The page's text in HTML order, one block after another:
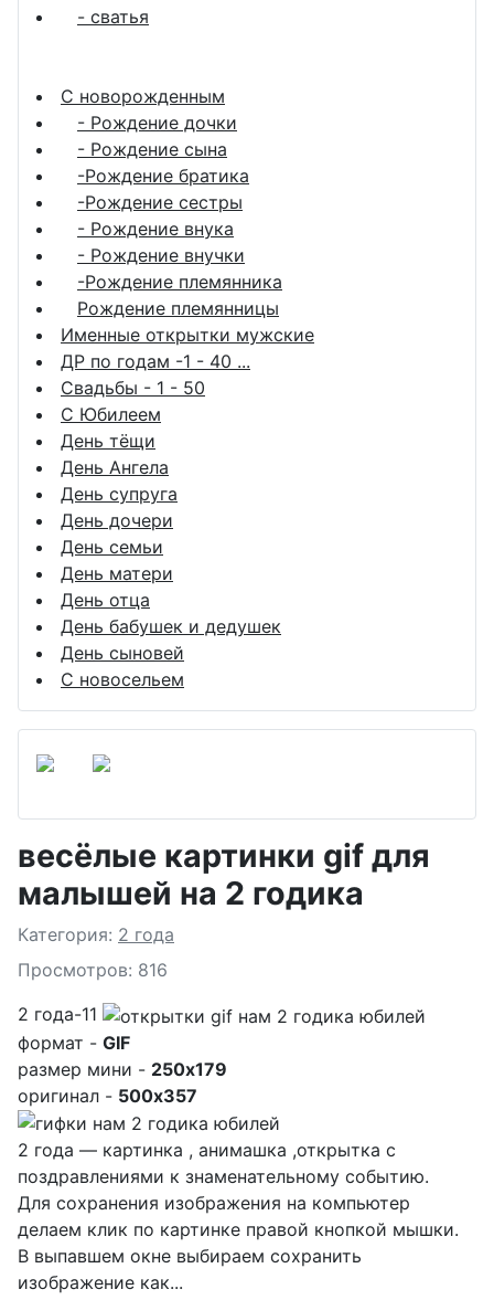
- сватья
С новорожденным
- Рождение дочки
- Рождение сына
-Рождение братика
-Рождение сестры
- Рождение внука
- Рождение внучки
-Рождение племянника
Рождение племянницы
Именные открытки мужские
ДР по годам -1 - 40 ...
Свадьбы - 1 - 50
С Юбилеем
День тёщи
День Ангела
День супруга
День дочери
День семьи
День матери
День отца
День бабушек и дедушек
День сыновей
С новосельем
весёлые картинки gif для
малышей на 2 годика
Подробности
Категория: 2 года
Просмотров: 816
2 года-11
формат - GIF
размер мини - 250x179
оригинал - 500x357
2 года — картинка , анимашка ,открытка с
поздравлениями к знаменательному событию.
Для сохранения изображения на компьютер
делаем клик по картинке правой кнопкой мышки.
В выпавшем окне выбираем сохранить
изображение как...